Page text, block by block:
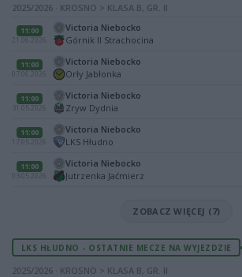
2025/2026 · KROSNO > KLASA B, GR. II
11:00
21.06.2026
Victoria Niebocko
Górnik II Strachocina
11:00
07.06.2026
Victoria Niebocko
Orły Jabłonka
11:00
31.05.2026
Victoria Niebocko
Zryw Dydnia
11:00
17.05.2026
Victoria Niebocko
LKS Hłudno
11:00
03.05.2026
Victoria Niebocko
Jutrzenka Jaćmierz
ZOBACZ WIĘCEJ (7)
LKS HŁUDNO - OSTATNIE MECZE NA WYJEZDZIE
2025/2026 · KROSNO > KLASA B, GR. II